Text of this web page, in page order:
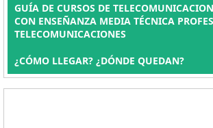
GUÍA DE CURSOS DE
CON ENSEÑANZA MEDIA TÉCNICA
TELECOMUNICACIONES
¿CÓMO LLEGAR? ¿DÓNDE QUEDAN?